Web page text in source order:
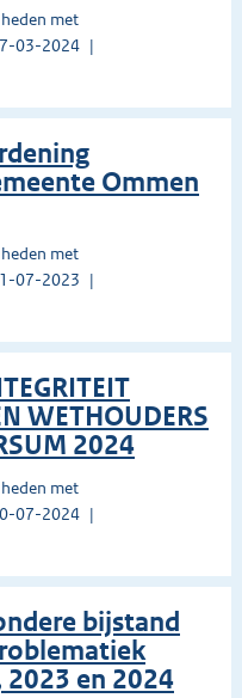
met
03-2024
Ommen
met
07-2023
WETHOUDERS
2024
met
07-2024
bijstand
en 2024